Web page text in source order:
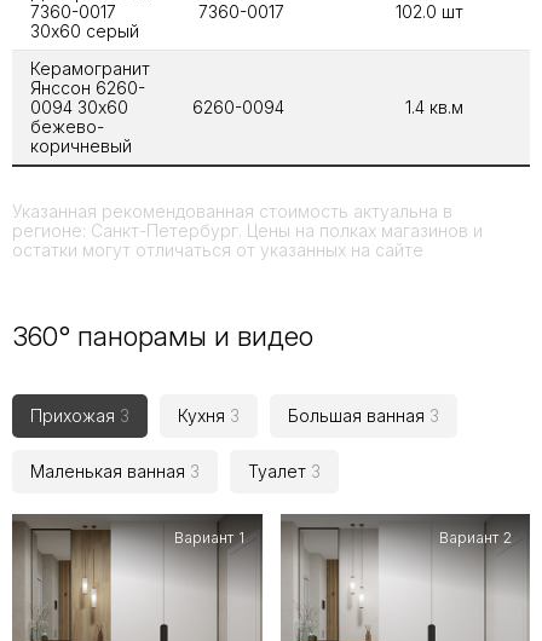
7360-0017
30х60 серый
7360-0017 102.0 шт
Керамогранит
Янссон 6260-
0094 30х60
бежево-
коричневый
6260-0094 1.4 кв.м
Указанная рекомендованная стоимость актуальна в
регионе: Санкт-Петербург. Цены на полках магазинов и
остатки могут отличаться от указанных на сайте
360° панорамы и видео
Прихожая 3 Кухня 3 Большая ванная 3
Маленькая ванная 3 Туалет 3
Вариант 1 Вариант 2